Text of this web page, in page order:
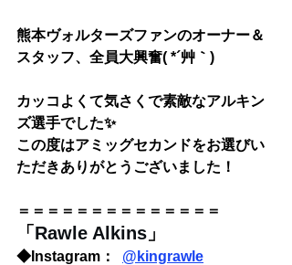
熊本ヴォルターズファンのオーナー＆
スタッフ、全員大興奮( *´艸｀)
カッコよくて気さくで素敵なアルキン
ズ選手でした✨
この度はアミッグセカンドをお選びい
ただきありがとうございました！
＝＝＝＝＝＝＝＝＝＝＝＝＝＝
「 Rawle Alkins 」
◆Instagram： @ kingrawle